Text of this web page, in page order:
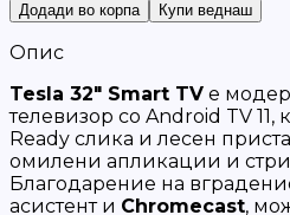
Додади во корпа Купи веднаш
Опис
Tesla 32" Smart TV е
телевизор со Android TV
Ready слика и лесен
омилени апликации и
Благодарение на
асистент и Chromecast,